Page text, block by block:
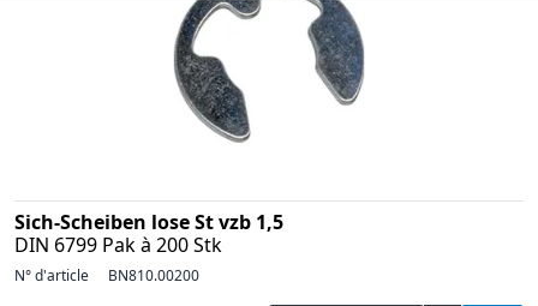
Sich-Scheiben lose St vzb 1,5
DIN 6799 Pak à 200 Stk
N° d'article BN810.00200